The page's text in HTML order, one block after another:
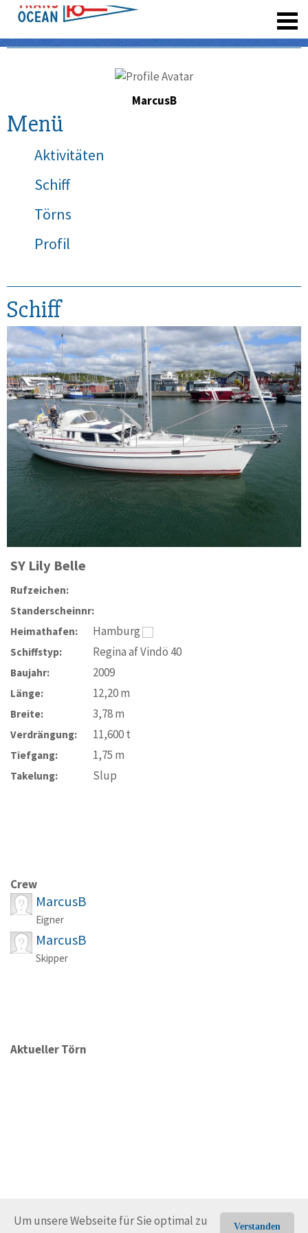
Verstanden
Um unsere Webseite für Sie optimal zu
MarcusB
Menü
Aktivitäten
Schiff
Törns
Profil
Schiff
SY Lily Belle
Rufzeichen:
Standerscheinnr:
Heimathafen:
Hamburg
Schiffstyp: Regina af Vindö 40
Baujahr: 2009
Länge: 12,20m
Breite: 3,78m
Verdrängung: 11,600t
Tiefgang: 1,75 m
Takelung: Slup
Crew
MarcusB
Eigner
MarcusB
Skipper
Aktueller Törn